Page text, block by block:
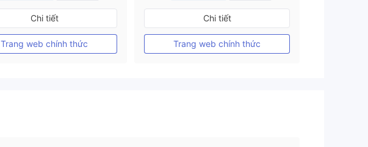
Đăng ký tại Nước Úc
MT4 Chính thức
Chi tiết
Trang web chính thức
Đăng ký tại Nước Úc
MT4 Chính thức
Chi tiết
Trang web chính thức